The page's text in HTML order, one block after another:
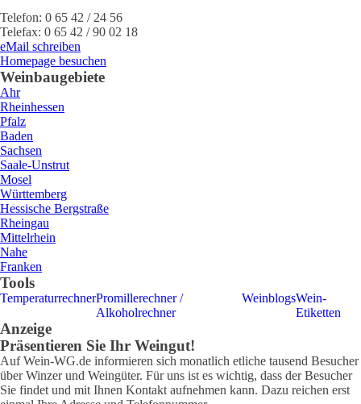
Telefon: 0 65 42 / 24 56
Telefax: 0 65 42 / 90 02 18
eMail schreiben
Homepage besuchen
Weinbaugebiete
Ahr
Rheinhessen
Pfalz
Baden
Sachsen
Saale-Unstrut
Mosel
Württemberg
Hessische Bergstraße
Rheingau
Mittelrhein
Nahe
Franken
Tools
TemperaturrechnerPromillerechner /
Alkoholrechner
WeinblogsWein-
Etiketten
Anzeige
Präsentieren Sie Ihr Weingut!
Auf Wein-WG.de informieren sich monatlich etliche tausend Besucher
über Winzer und Weingüter. Für uns ist es wichtig, dass der Besucher
Sie findet und mit Ihnen Kontakt aufnehmen kann. Dazu reichen erst